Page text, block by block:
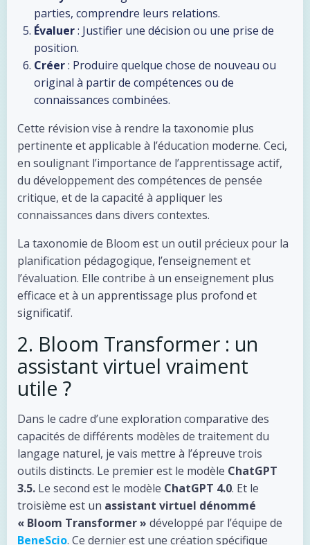
parties, comprendre leurs relations.
Évaluer: Justifier une décision ou une prise de
position.
Créer: Produire quelque chose de nouveau ou
original à partir de compétences ou de
connaissances combinées.
Cette révision vise à rendre la taxonomie plus
pertinente et applicable à l’éducation moderne. Ceci,
en soulignant l’importance de l’apprentissage actif,
du développement des compétences de pensée
critique, et de la capacité à appliquer les
connaissances dans divers contextes.
La taxonomie de Bloom est un outil précieux pour la
planification pédagogique, l’enseignement et
l’évaluation. Elle contribe à un enseignement plus
efficace et à un apprentissage plus profond et
significatif.
2. Bloom Transformer : un
assistant virtuel vraiment
utile ?
Dans le cadre d’une exploration comparative des
capacités de différents modèles de traitement du
langage naturel, je vais mettre à l’épreuve trois
outils distincts. Le premier est le modèle ChatGPT
3.5. Le second est le modèle ChatGPT 4.0. Et le
troisième est un assistant virtuel dénommé
« Bloom Transformer » développé par l’équipe de
BeneScio. Ce dernier est une création spécifique